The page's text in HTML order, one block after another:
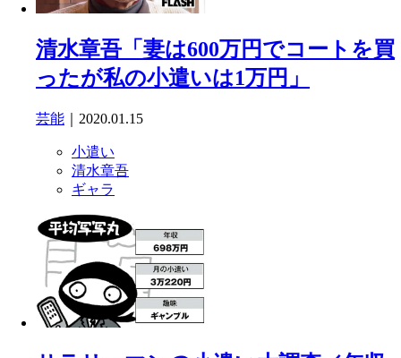
清水章吾「妻は600万円でコートを買
ったが私の小遣いは1万円」
芸能 ｜2020.01.15
小遣い
清水章吾
ギャラ